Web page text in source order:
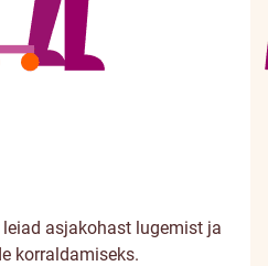
asjakohast lugemist ja
korraldamiseks.